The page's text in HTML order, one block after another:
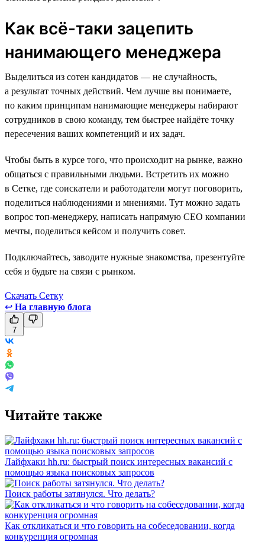
Как всё-таки зацепить
нанимающего менеджера
Выделиться из сотен кандидатов — не случайность,
а результат точных действий. Чем лучше вы понимаете,
по каким принципам нанимающие менеджеры набирают
сотрудников в свою команду, тем быстрее найдёте точку
пересечения ваших компетенций и их задач.
Чтобы быть в курсе того, что происходит на рынке, важно
общаться с правильными людьми. Встретить их можно
в Сетке, где соискатели и работодатели могут поговорить,
поделиться наблюдениями и мнениями. Тут можно задать
вопрос топ-менеджеру, написать напрямую СЕО компании
мечты, поделиться кейсом и получить совет.
Подключайтесь, заводите нужные знакомства, презентуйте
себя и будьте на связи с рынком.
Скачать Сетку
↩ На главную блога
7
Читайте также
Лайфхаки hh.ru: быстрый поиск интересных вакансий с
помощью языка поисковых запросов
Поиск работы затянулся. Что делать?
Как откликаться и что говорить на собеседовании, когда
конкуренция огромная